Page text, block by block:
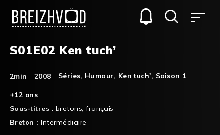
S01E02 Ken tuch’
2min 2008 Séries, Humour, Ken tuch', Saison 1
+12 ans
Sous-titres : bretons,français
Breton :Intermédiaire